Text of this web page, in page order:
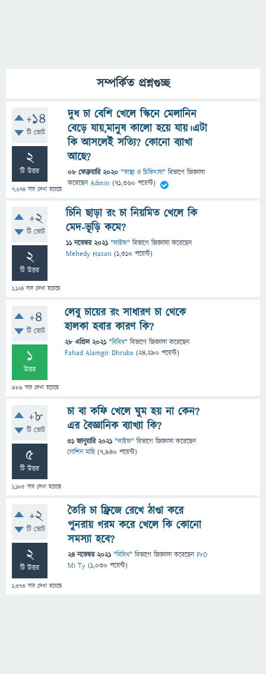
সম্পর্কিত প্রশ্নগুচ্ছ
+14
টি ভোট
2
টি উত্তর
7,674 বার দেখা হয়েছে
দুধ চা বেশি খেলে স্কিনে মেলানিন
বেড়ে যায়,মানুষ কালো হয়ে যায়।এটা
কি আসলেই সত্যি? কোনো ব্যাখা
আছে?
08 ফেব্রুয়ারি 2020 "স্বাস্থ্য ও চিকিৎসা" বিভাগে জিজ্ঞাসা
করেছেনAdmin (71,360 পয়েন্ট)
+2
টি ভোট
2
টি উত্তর
1,124 বার দেখা হয়েছে
চিনি ছাড়া রং চা নিয়মিত খেলে কি
মেদ-ভূড়ি কমে?
11 নভেম্বর 2021 "লাইফ" বিভাগে জিজ্ঞাসাকরেছেন
Mehedy Hasan (1,310 পয়েন্ট)
+4
টি ভোট
1
উত্তর
989 বার দেখা হয়েছে
লেবু চায়ের রং সাধারণ চা থেকে
হালকা হবার কারণ কি?
28 এপ্রিল 2021 "বিবিধ" বিভাগে জিজ্ঞাসাকরেছেন
Fahad Alamgir Dhruba (24,290 পয়েন্ট)
+8
টি ভোট
5
টি উত্তর
1,185 বার দেখা হয়েছে
চা বা কফি খেলে ঘুম হয় না কেন?
এর বৈজ্ঞানিক ব্যাখ্যা কি?
31 জানুয়ারি 2021 "লাইফ" বিভাগে জিজ্ঞাসাকরেছেন
নোশিন মাহি (7,940 পয়েন্ট)
+2
টি ভোট
2
টি উত্তর
1,373 বার দেখা হয়েছে
তৈরি চা ফ্রিজে রেখে ঠাণ্ডা করে
পুনরায় গরম করে খেলে কি কোনো
সমস্যা হবে?
24 নভেম্বর 2021 "বিবিধ" বিভাগে জিজ্ঞাসাকরেছেনPrO
Mi Ty (1,030 পয়েন্ট)